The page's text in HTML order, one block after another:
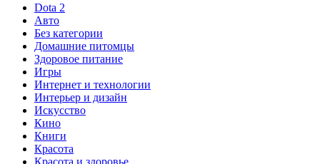
Dota 2
Авто
Без категории
Домашние питомцы
Здоровое питание
Игры
Интернет и технологии
Интерьер и дизайн
Искусство
Кино
Книги
Красота
Красота и здоровье